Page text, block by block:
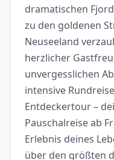
dramatischen
zu den goldenen
Neuseeland
herzlicher
unvergesslichen
intensive
Entdeckertour –
Pauschalreise ab
Erlebnis deines
über den größten